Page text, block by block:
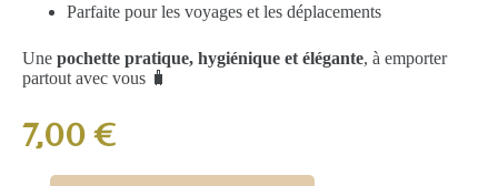
Parfaite pour les voyages et les déplacements
Une pochette pratique, hygiénique et élégante, à emporter
partout avec vous 🧳
7,00€